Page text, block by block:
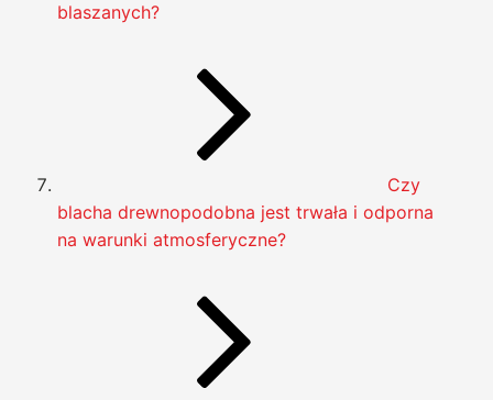
blaszanych?
Czy
blacha drewnopodobna jest trwała i odporna
na warunki atmosferyczne?